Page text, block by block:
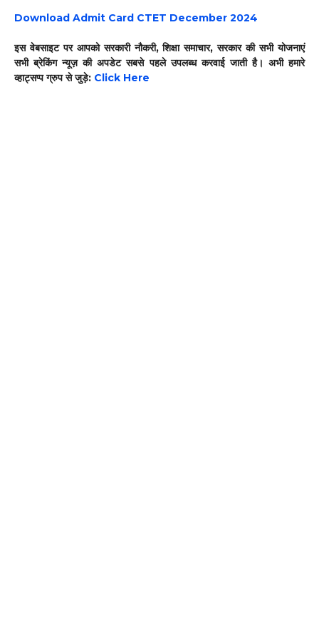
Download Admit Card CTET December 2024
इस वेबसाइट पर आपको सरकारी नौकरी, शिक्षा समाचार, सरकार की सभी योजनाएं
सभी ब्रेकिंग न्यूज़ की अपडेट सबसे पहले उपलब्ध करवाई जाती है। अभी हमारे
व्हाट्सप्प ग्रुप से जुड़े: Click Here